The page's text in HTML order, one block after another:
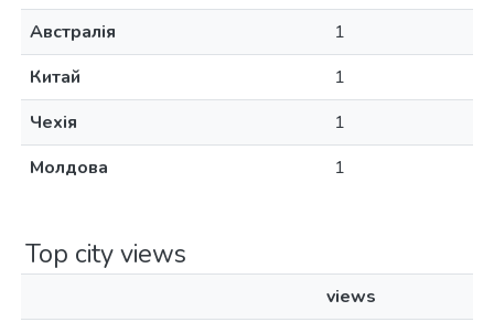
Австралія
1
Китай
1
Чехія
1
Молдова
1
Top city views
views